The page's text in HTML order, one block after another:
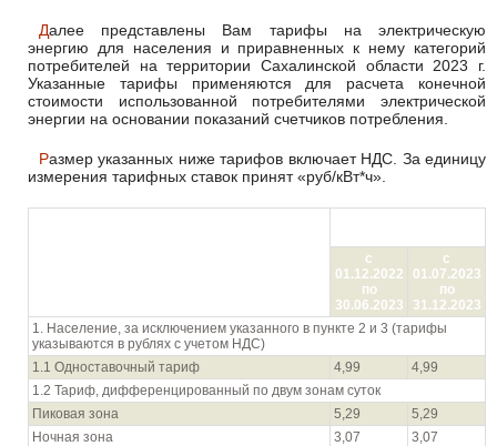
Далее представлены Вам тарифы на электрическую
энергию для населения и приравненных к нему категорий
потребителей на территории Сахалинской области 2023 г.
Указанные тарифы применяются для расчета конечной
стоимости использованной потребителями электрической
энергии на основании показаний счетчиков потребления.
Размер указанных ниже тарифов включает НДС. За единицу
измерения тарифных ставок принят «руб/кВт*ч».
с
01.12.2022
по
30.06.2023
с
01.07.2023
по
31.12.2023
1. Население, за исключением указанного в пункте 2 и 3 (тарифы
указываются в рублях с учетом НДС)
1.1 Одноставочный тариф
4,99
4,99
1.2 Тариф, дифференцированный по двум зонам суток
Пиковая зона
5,29
5,29
Ночная зона
3,07
3,07